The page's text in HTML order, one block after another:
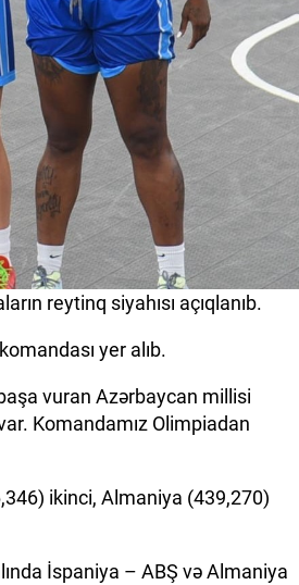
reytinq siyahısı açıqlanıb.
yer alıb.
başa vuran Azərbaycan millisi
Komandamız Olimpiadan
ikinci, Almaniya (439,270)
İspaniya – ABŞ və Almaniya